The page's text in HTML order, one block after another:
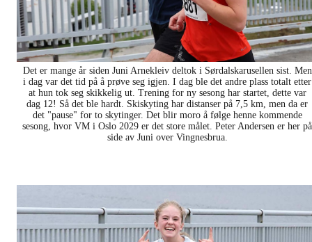
Det er mange år siden Juni Arnekleiv deltok i Sørdalskarusellen sist. Men
i dag var det tid på å prøve seg igjen. I dag ble det andre plass totalt etter
at hun tok seg skikkelig ut. Trening for ny sesong har startet, dette var
dag 12! Så det ble hardt. Skiskyting har distanser på 7,5 km, men da er
det "pause" for to skytinger. Det blir moro å følge henne kommende
sesong, hvor VM i Oslo 2029 er det store målet. Peter Andersen er her på
side av Juni over Vingnesbrua.